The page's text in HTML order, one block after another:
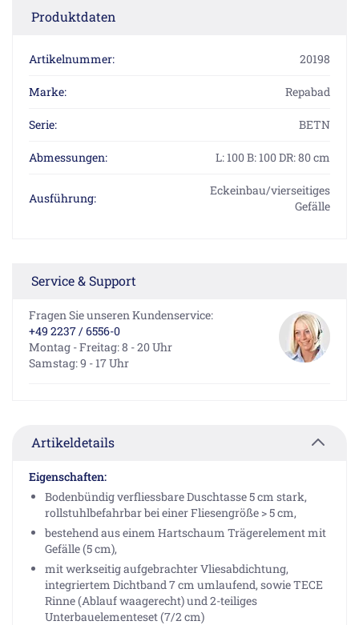
Produktdaten
Artikelnummer: 20198
Marke: Repabad
Serie: BETN
Abmessungen: L: 100 B: 100 DR: 80 cm
Ausführung:
Eckeinbau/vierseitiges
Gefälle
Service & Support
Fragen Sie unseren Kundenservice:
+49 2237 / 6556-0
Montag - Freitag: 8 - 20 Uhr
Samstag: 9 - 17 Uhr
Artikeldetails
Eigenschaften:
Bodenbündig verfliessbare Duschtasse 5 cm stark,
rollstuhlbefahrbar bei einer Fliesengröße > 5 cm,
bestehend aus einem Hartschaum Trägerelement mit
Gefälle (5 cm),
mit werkseitig aufgebrachter Vliesabdichtung,
integriertem Dichtband 7 cm umlaufend, sowie TECE
Rinne (Ablauf waagerecht) und 2-teiliges
Unterbauelementeset (7/2 cm)